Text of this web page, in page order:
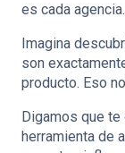
es cada agencia.
Imagina
son
producto. Eso
Digamos que
herramienta de